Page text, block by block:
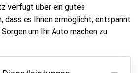
verfügt über ein gutes
dass es Ihnen ermöglicht, entspannt
um Ihr Auto machen zu